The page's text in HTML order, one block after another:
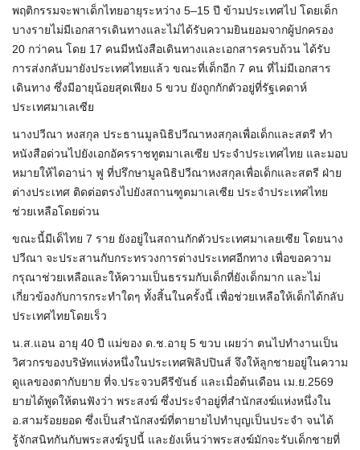
พฤติกรรมจะพาเด็กไทยอายุระหว่าง 5–15 ปี ข้ามประเทศไป โดยเด็ก
บางรายไม่มีเอกสารเดินทางและไม่ได้รับความยินยอมจากผู้ปกครอง
20 กว่าคน โดย 17 คนมีหนังสือเดินทางและเอกสารครบถ้วน ได้รับ
การส่งกลับมายังประเทศไทยแล้ว ขณะที่เด็กอีก 7 คน ที่ไม่มีเอกสาร
เดินทาง ซึ่งมีอายุน้อยสุดเพียง 5 ขวบ ยังถูกกักตัวอยู่ที่รัฐเคดาห์
ประเทศมาเลเซีย
นางปวีณา หงสกุล ประธานมูลนิธิปวีณาหงสกุลเพื่อเด็กและสตรี ทำ
หนังสือด่วนไปยังเอกอัครราชทูตมาเลเซีย ประจำประเทศไทย และมอบ
หมายให้ไดอาน่า ฟู ที่ปรึกษามูลนิธิปวีณาหงสกุลเพื่อเด็กและสตรี ฝ่าย
ต่างประเทศ ติดต่อตรงไปยังสถานฑูตมาเลเซีย ประจำประเทศไทย
ช่วยเหลือโดยด่วน
ขณะนี้มีเด็ไทย 7 ราย ยังอยู่ในสถานกักตัวประเทศมาเลยเซีย โดยนาง
ปวีณา จะประสานกับกระทรวงการต่างประเทศอีกทาง เพื่อขอความ
กรุณาช่วยเหลือและให้ความเป็นธรรมกับเด็กที่ยังเด็กมาก และไม่
เกี่ยวข้องกับการกระทำใดๆ ทั้งสิ้นในครั้งนี้ เพื่อช่วยเหลือให้เด็กได้กลับ
ประเทศไทยโดยเร็ว
น.ส.แอน อายุ 40 ปี แม่ของ ด.ช.อายุ 5 ขวบ เผยว่า ตนไปทำงานเป็น
วิศวกรของบริษัทแห่งหนึ่งในประเทศฟิลิปปินส์ จึงให้ลูกชายอยู่ในความ
ดูแลของตากับยาย ที่จ.ประจวบคีรีขันธ์ และเมื่อต้นเดือน เม.ย.2569
ยายได้พูดให้ตนฟังว่า พระสงฆ์ ซึ่งประจำอยู่ที่สำนักสงฆ์แห่งหนึ่งใน
อ.สามร้อยยอด ซึ่งเป็นสำนักสงฆ์ที่ตายายไปทำบุญเป็นประจำ จนได้
รู้จักสนิทกันกับพระสงฆ์รูปนี้ และยังเห็นว่าพระสงฆ์มักจะรับเด็กชายที่